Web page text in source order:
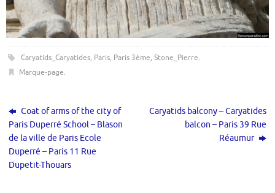
Caryatids_Caryatides, Paris, Paris 3ème, Stone_Pierre.
Marque-page.
Coat of arms of the city of
Paris Duperré School – Blason
de la ville de Paris Ecole
Duperré – Paris 11 Rue
Dupetit-Thouars
Caryatids balcony – Caryatides
balcon – Paris 39 Rue
Réaumur